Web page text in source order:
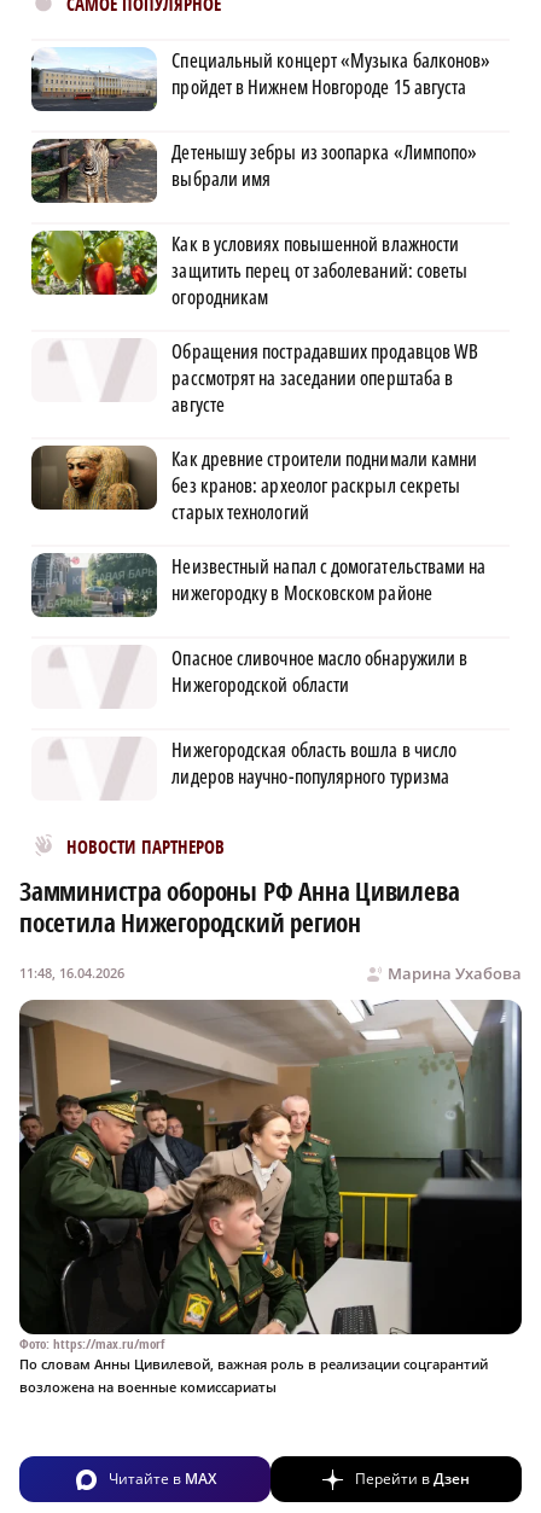
Специальный концерт «Музыка балконов»
пройдет в Нижнем Новгороде 15 августа
Детенышу зебры из зоопарка «Лимпопо»
выбрали имя
Как в условиях повышенной влажности
защитить перец от заболеваний: советы
огородникам
Обращения пострадавших продавцов WB
рассмотрят на заседании оперштаба в
августе
Как древние строители поднимали камни
без кранов: археолог раскрыл секреты
старых технологий
Неизвестный напал с домогательствами на
нижегородку в Московском районе
Опасное сливочное масло обнаружили в
Нижегородской области
Нижегородская область вошла в число
лидеров научно-популярного туризма
НОВОСТИ ПАРТНЕРОВ
Новости МирТесен
Замминистра обороны РФ Анна Цивилева
посетила Нижегородский регион
Марина Ухабова
11:48, 16.04.2026
Фото: https://max.ru/morf
По словам Анны Цивилевой, важная роль в реализации соцгарантий
возложена на военные комиссариаты
Читайте в MAX Перейти вДзен